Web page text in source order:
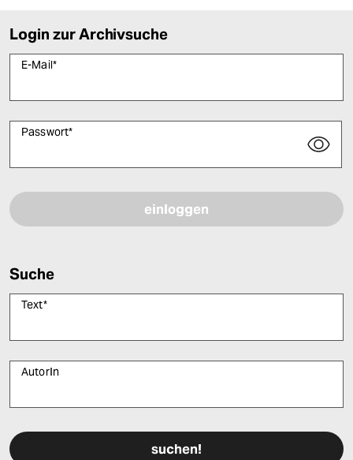
Login zur Archivsuche
E-Mail*
Passwort*
Suche
Text*
AutorIn